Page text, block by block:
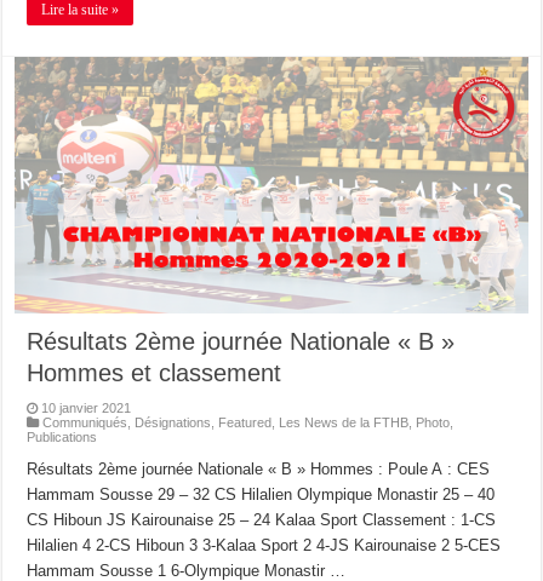
Lire la suite »
Résultats 2ème journée Nationale « B »
Hommes et classement
10 janvier 2021
Communiqués
Désignations Featured Les News de la FTHB Photo
Publications
Résultats 2ème journée Nationale « B » Hommes : Poule A : CES
Hammam Sousse 29 – 32 CS Hilalien Olympique Monastir 25 – 40
CS Hiboun JS Kairounaise 25 – 24 Kalaa Sport Classement : 1-CS
Hilalien 4 2-CS Hiboun 3 3-Kalaa Sport 2 4-JS Kairounaise 2 5-CES
Hammam Sousse 1 6-Olympique Monastir …